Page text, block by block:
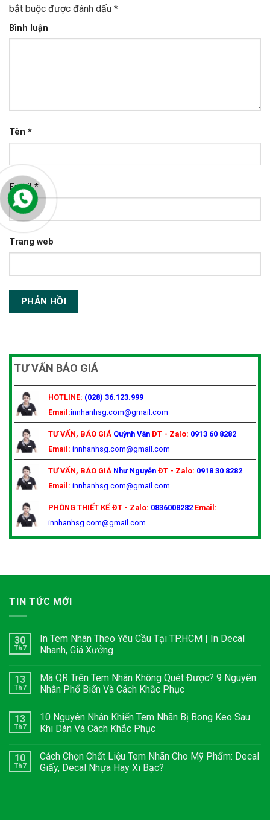
bắt buộc được đánh dấu *
Bình luận
Tên *
Email*
Trang web
TƯ VẤN BÁO GIÁ
HOTLINE: (028) 36.123.999
Email:innhanhsg.com@gmail.com
TƯ VẤN, BÁO GIÁ Quỳnh Vân ĐT - Zalo: 0913 60 8282
Email: innhanhsg.com@gmail.com
TƯ VẤN, BÁO GIÁ Như Nguyễn ĐT - Zalo: 0918 30 8282
Email: innhanhsg.com@gmail.com
PHÒNG THIẾT KẾ ĐT - Zalo: 0836008282 Email:
innhanhsg.com@gmail.com
TIN TỨC MỚI
30
Th7
In Tem Nhãn Theo Yêu Cầu Tại TP.HCM | In Decal
Nhanh, Giá Xưởng
13
Th7
Mã QR Trên Tem Nhãn Không Quét Được? 9 Nguyên
Nhân Phổ Biến Và Cách Khắc Phục
13
Th7
10 Nguyên Nhân Khiến Tem Nhãn Bị Bong Keo Sau
Khi Dán Và Cách Khắc Phục
10
Th7
Cách Chọn Chất Liệu Tem Nhãn Cho Mỹ Phẩm: Decal
Giấy, Decal Nhựa Hay Xi Bạc?